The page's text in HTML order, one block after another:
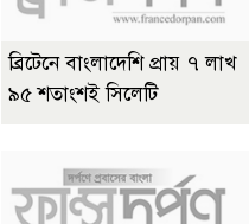
ব্রিটেনে বাংলাদেশি প্রায় ৭ লাখ
৯৫ শতাংশই সিলেটি